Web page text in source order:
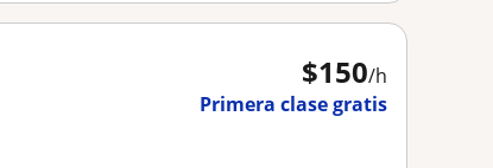
$150/h
Primera clase gratis